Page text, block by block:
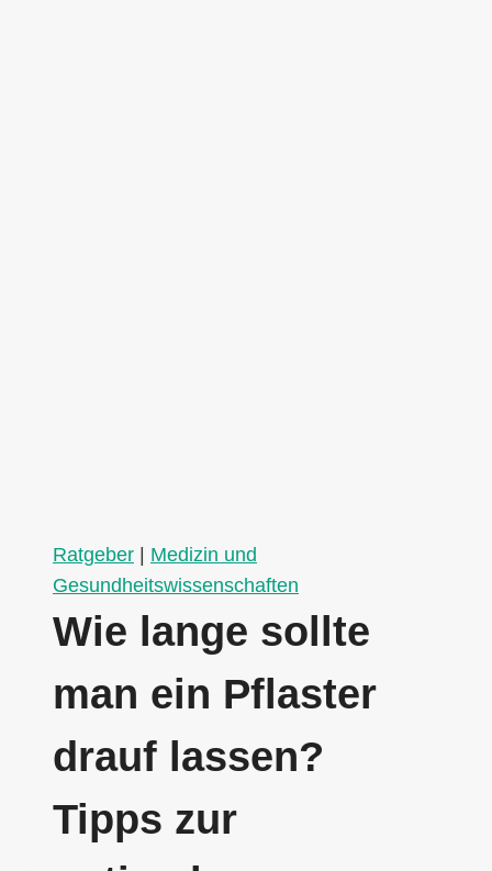
Ratgeber
Medizin und
Gesundheitswissenschaften
Wie lange sollte
man ein Pflaster
drauf lassen?
Tipps zur